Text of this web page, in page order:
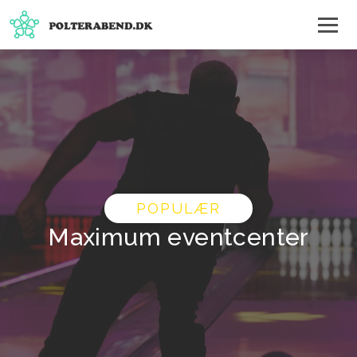
POPULÆR
Maximum eventcenter